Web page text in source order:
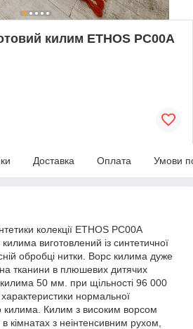
килим ETHOS PC00A
Доставка Оплата Умови
колекції ETHOS PC00A
виготовлений із синтетичної
обробці нитки. Ворс килима дуже
тканини в плюшевих дитячих
50 мм. при щільності 96 000
нормальної
килима. Килим з високим ворсом
кімнатах з неінтенсивним рухом,